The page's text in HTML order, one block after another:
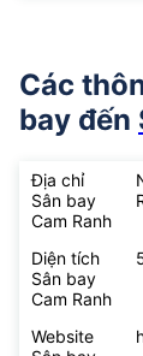
Các
bay đến
Địa chỉ
Sân bay
Cam Ranh
Diện tích
Sân bay
Cam Ranh
Website